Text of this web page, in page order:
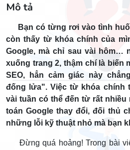
Mô tả
Bạn có từng rơi vào tình
còn thấy từ khóa chính của
Google, mà chỉ sau vài hôm…
xuống trang 2, thậm chí là biến
SEO, hẳn cảm giác này
đống lửa". Việc từ khóa chính
vài tuần có thể đến từ rất
toán Google thay đổi, đối thủ
những lỗi kỹ thuật nhỏ mà bạn
Đừng quá hoảng! Trong bài